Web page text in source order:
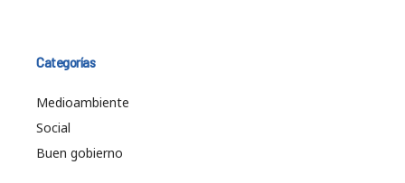
Categorías
Medioambiente
Social
Buen gobierno